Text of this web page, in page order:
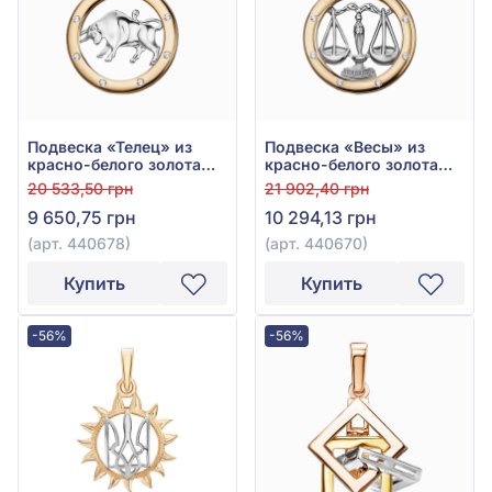
Подвеска «Телец» из
красно-белого золота
585° с фианитом, арт.
440678
20 533,50 грн
9 650,75 грн
(арт. 440678)
Купить
Подвеска «Весы» из
красно-белого золота
585° с фианитом, арт.
440670
21 902,40 грн
10 294,13 грн
(арт. 440670)
Купить
-56% -56%